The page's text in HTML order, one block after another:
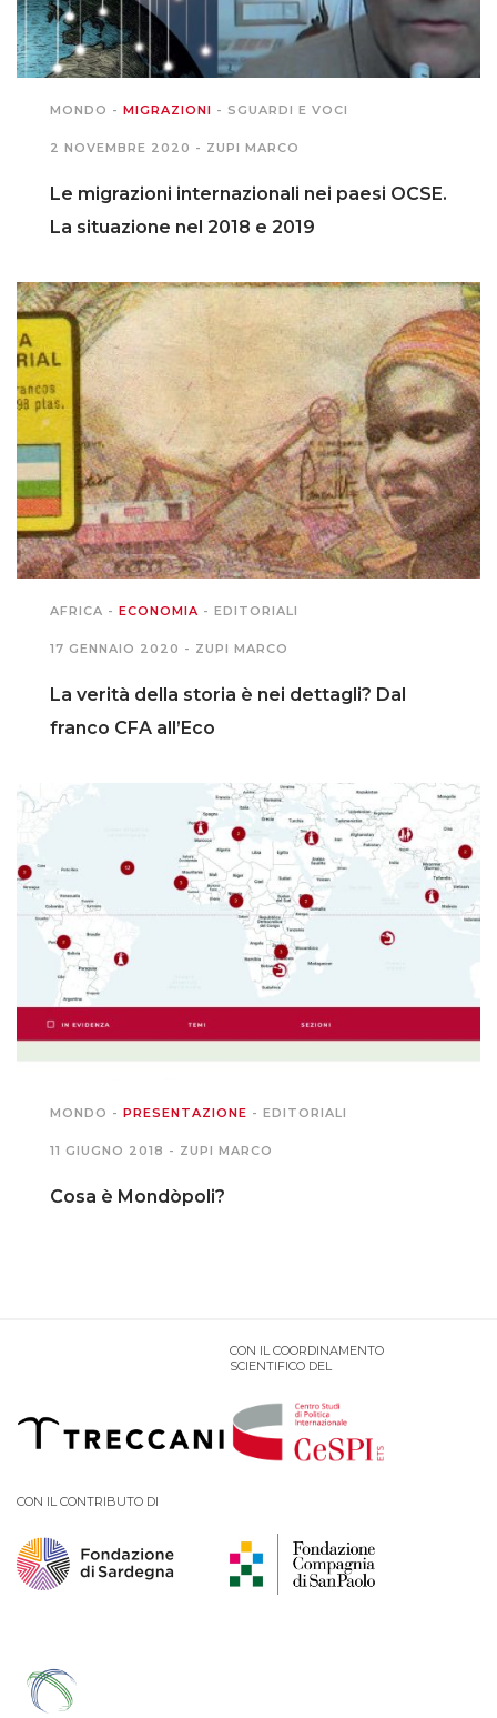
MONDO - MIGRAZIONI - SGUARDI E VOCI
2 NOVEMBRE 2020 - ZUPI MARCO
Le migrazioni internazionali nei paesi OCSE.
La situazione nel 2018 e 2019
AFRICA - ECONOMIA - EDITORIALI
17 GENNAIO 2020 - ZUPI MARCO
La verità della storia è nei dettagli? Dal
franco CFA all’Eco
MONDO - PRESENTAZIONE - EDITORIALI
11 GIUGNO 2018 - ZUPI MARCO
Cosa è Mondòpoli?
CON IL COORDINAMENTO
SCIENTIFICO DEL
CON IL CONTRIBUTO DI